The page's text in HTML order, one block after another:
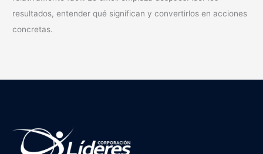
resultados, entender qué significan y convertirlos en acciones
concretas.